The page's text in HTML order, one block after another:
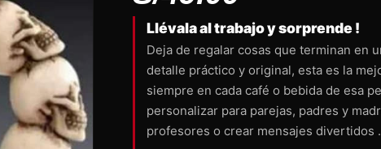
Llévala al trabajo y sorprende !
Deja de regalar cosas que terminan en
detalle práctico y original, esta es la
siempre en cada café o bebida de esa
personalizar para parejas, padres y
profesores o crear mensajes divertidos